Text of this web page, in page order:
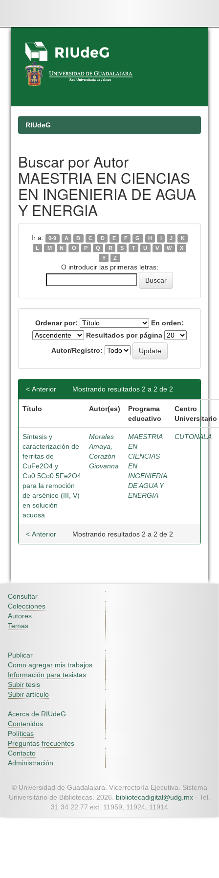
Skip
navigation
RIUdeG
Buscar por Autor
MAESTRIA EN CIENCIAS
EN INGENIERIA DE AGUA
Y ENERGIA
Ir a: 0-9 A B C D E F G H I J
K
L
M N O P Q R S T U V W
X
Y
Z
O introducir las primeras letras:
Ordenar por:
En orden:
Resultados por página
Autor/Registro:
Mostrando resultados 2 a 2 de 2
< Anterior
Título Autor(es)
Programa
educativo
Centro
Universitario
Síntesis y
caracterización de
ferritas de
CuFe2O4 y
Cu0.5Co0.5Fe2O4
para la remoción
de arsénico (III, V)
en solución
acuosa
Morales
Amaya,
Corazón
Giovanna
MAESTRIA
EN
CIENCIAS
EN
INGENIERIA
DE AGUA Y
ENERGIA
CUTONALA
Mostrando resultados 2 a 2 de 2
< Anterior
Consultar
Colecciones
Autores
Temas
Publicar
Como agregar mis trabajos
Información para tesistas
Subir tesis
Subir artículo
Acerca de RIUdeG
Contenidos
Políticas
Preguntas frecuentes
Contacto
Administración
© Universidad de Guadalajara. Vicerrectoría Ejecutiva. Sistema
Universitario de Bibliotecas. 2026. bibliotecadigital@udg.mx - Tel.
31 34 22 77 ext. 11959, 11924, 11914